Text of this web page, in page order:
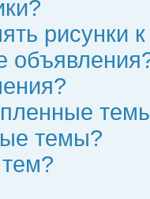
рисунки
темы?